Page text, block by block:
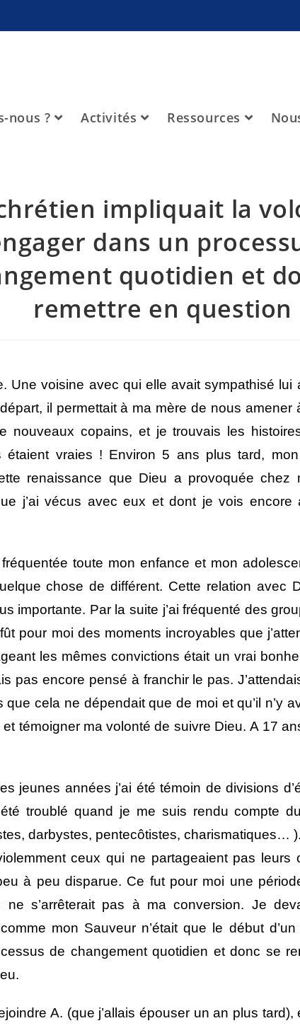
nous ? Activités Ressources
impliquait la
dans un
quotidien et
remettre en question
Une voisine avec qui elle avait sympathisé
il permettait à ma mère de nous
nouveaux copains, et je trouvais les
étaient vraies ! Environ 5 ans plus tard,
renaissance que Dieu a provoquée chez
j’ai vécus avec eux et dont je vois encore
toute mon enfance et mon
chose de différent. Cette relation avec
importante. Par la suite j’ai fréquenté des
pour moi des moments incroyables que
les mêmes convictions était un vrai
pas encore pensé à franchir le pas.
cela ne dépendait que de moi et qu’il n’y
témoigner ma volonté de suivre Dieu. A 17
jeunes années j’ai été témoin de divisions
troublé quand je me suis rendu compte
darbystes, pentecôtistes, charismatiques…
ceux qui ne partageaient pas leurs
à peu disparue. Ce fut pour moi une
s’arrêterait pas à ma conversion. Je
mon Sauveur n’était que le début
de changement quotidien et donc se
A. (que j’allais épouser un an plus